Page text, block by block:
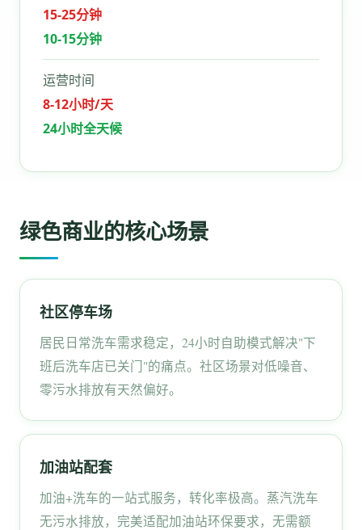
15-25分钟
10-15分钟
运营时间
8-12小时/天
24小时全天候
绿色商业的核心场景
社区停车场
居民日常洗车需求稳定，24小时自助模式解决"下
班后洗车店已关门"的痛点。社区场景对低噪音、
零污水排放有天然偏好。
加油站配套
加油+洗车的一站式服务，转化率极高。蒸汽洗车
无污水排放，完美适配加油站环保要求，无需额